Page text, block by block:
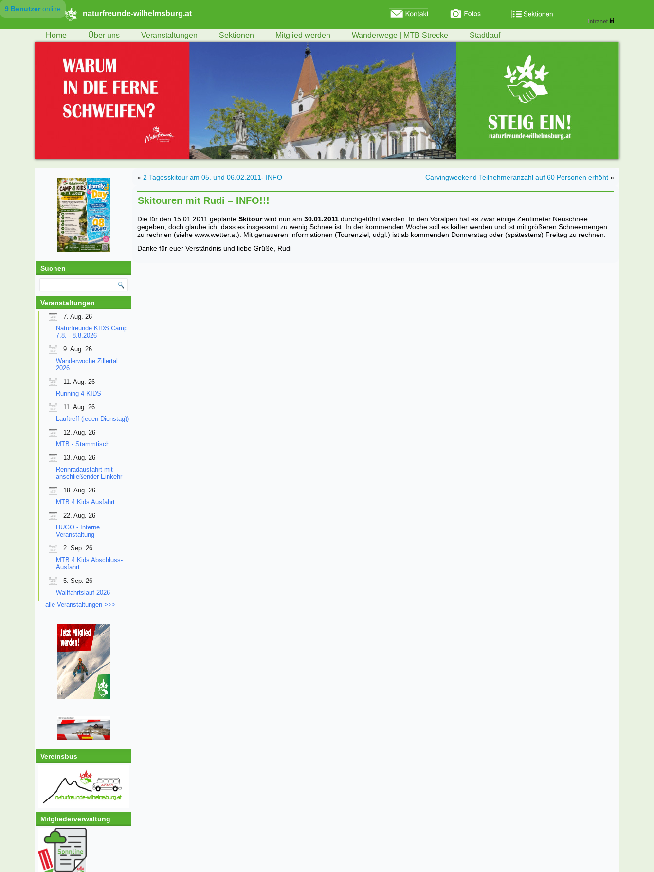
9 Benutzeronline
naturfreunde-wilhelmsburg.at
Home Über uns Veranstaltungen Sektionen Mitglied werden Wanderwege | MTB Strecke Stadtlauf
Suchen
Veranstaltungen
7. Aug. 26
Naturfreunde KIDS Camp
7.8. - 8.8.2026
9. Aug. 26
Wanderwoche Zillertal
2026
11. Aug. 26
Running 4 KIDS
11. Aug. 26
Lauftreff (jeden Dienstag))
12. Aug. 26
MTB - Stammtisch
13. Aug. 26
Rennradausfahrt mit
anschließender Einkehr
19. Aug. 26
MTB 4 Kids Ausfahrt
22. Aug. 26
HUGO - Interne
Veranstaltung
2. Sep. 26
MTB 4 Kids Abschluss-
Ausfahrt
5. Sep. 26
Wallfahrtslauf 2026
alle Veranstaltungen >>>
Vereinsbus
Mitgliederverwaltung
« 2 Tagesskitour am 05. und 06.02.2011- INFO Carvingweekend Teilnehmeranzahl auf 60 Personen erhöht »
Skitouren mit Rudi – INFO!!!
Die für den 15.01.2011 geplante Skitourwird nun am 30.01.2011 durchgeführt werden. In den Voralpen hat es zwar einige Zentimeter Neuschnee
gegeben, doch glaube ich, dass es insgesamt zu wenig Schnee ist. In der kommenden Woche soll es kälter werden und ist mit größeren Schneemengen
zu rechnen (siehe www.wetter.at). Mit genaueren Informationen (Tourenziel, udgl.) ist ab kommenden Donnerstag oder (spätestens) Freitag zu rechnen.
Danke für euer Verständnis und liebe Grüße, Rudi